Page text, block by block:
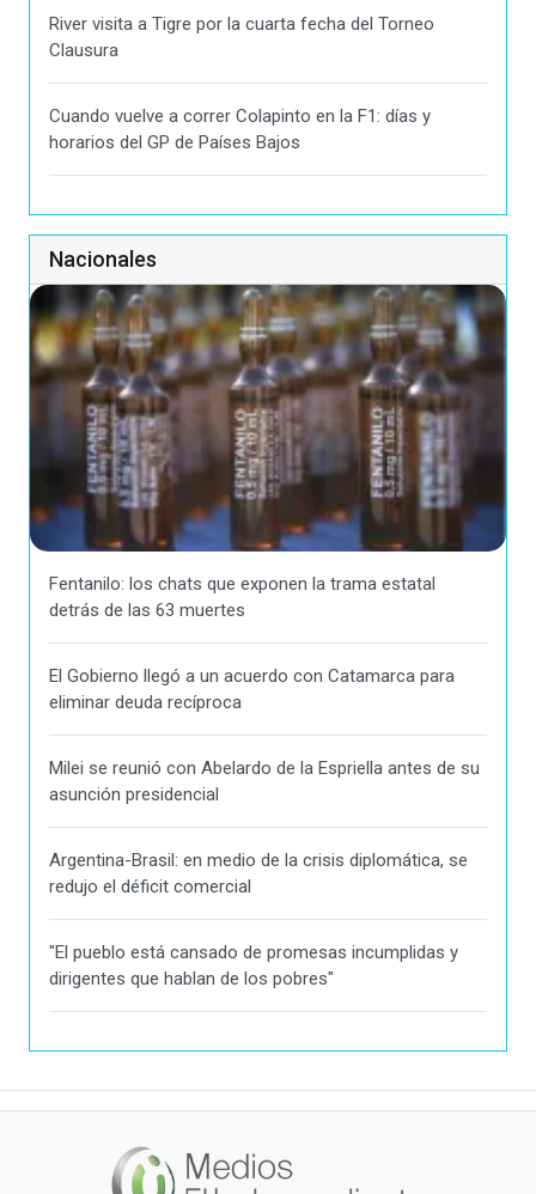
River visita a Tigre por la cuarta fecha del Torneo
Clausura
Cuando vuelve a correr Colapinto en la F1: días y
horarios del GP de Países Bajos
Nacionales
Fentanilo: los chats que exponen la trama estatal
detrás de las 63 muertes
El Gobierno llegó a un acuerdo con Catamarca para
eliminar deuda recíproca
Milei se reunió con Abelardo de la Espriella antes de su
asunción presidencial
Argentina-Brasil: en medio de la crisis diplomática, se
redujo el déficit comercial
"El pueblo está cansado de promesas incumplidas y
dirigentes que hablan de los pobres"